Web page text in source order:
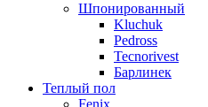
Шпонированный
Kluchuk
Pedross
Tecnorivest
Барлинек
Теплый пол
Fenix